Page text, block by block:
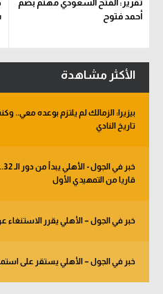
تقرير: الفتح السعودي مهتم بضم
أحمد فتوح
الأكثر مشاهدة
بيزيرا: الزمالك لم يلتزم بوعده
تاريخ النادي
قاريا من التمهيدي الأول
خبر في الجول – الأهلي يقرر الاستنغاء
خبر في الجول – الأهلي يستقر على